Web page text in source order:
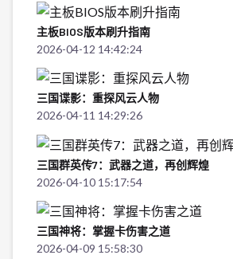
主板BIOS版本刷升指南
2026-04-12 14:42:24
三国谍影：重探风云人物
2026-04-11 14:29:26
三国群英传7：武器之道，再创辉煌
2026-04-10 15:17:54
三国神将：掌握卡伤害之道
2026-04-09 15:58:30